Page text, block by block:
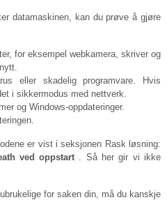
datamaskinen, kan du prøve å gjøre
for eksempel webkamera, skriver og
eller skadelig programvare. Hvis
i sikkermodus med nettverk.
og Windows-oppdateringer.
er vist i seksjonen Rask løsning:
ved oppstart . Så her gir vi ikke
for saken din, må du kanskje